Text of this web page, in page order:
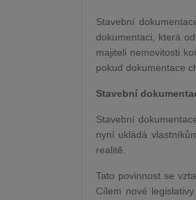
Stavební
dokumentaci, která
majiteli nemovitosti
pokud dokumentace
Stavební
Stavební
nyní ukládá
realitě.
Tato povinnost se
Cílem nové